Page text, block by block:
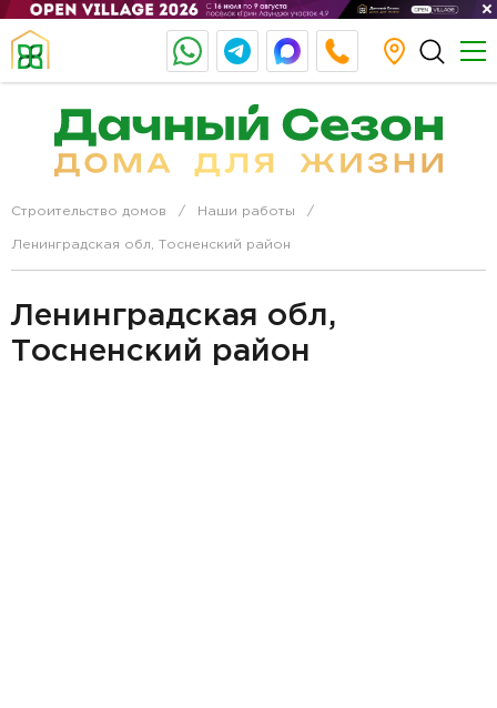
Строительство домов Наши работы
Ленинградская обл, Тосненский район
Ленинградская обл,
Тосненский район